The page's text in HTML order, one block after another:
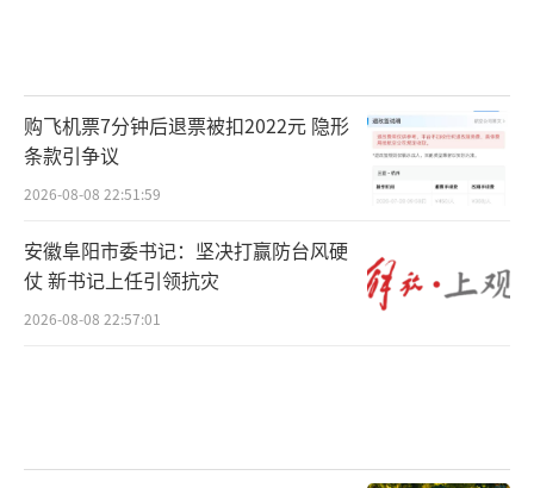
购飞机票7分钟后退票被扣2022元 隐形
条款引争议
2026-08-08 22:51:59
安徽阜阳市委书记：坚决打赢防台风硬
仗 新书记上任引领抗灾
2026-08-08 22:57:01